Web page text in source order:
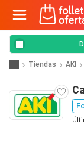
Tiendas AKI